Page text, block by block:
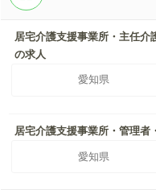
居宅介護支援事業所・主任介
の求人
愛知県
居宅介護支援事業所・管理者
愛知県